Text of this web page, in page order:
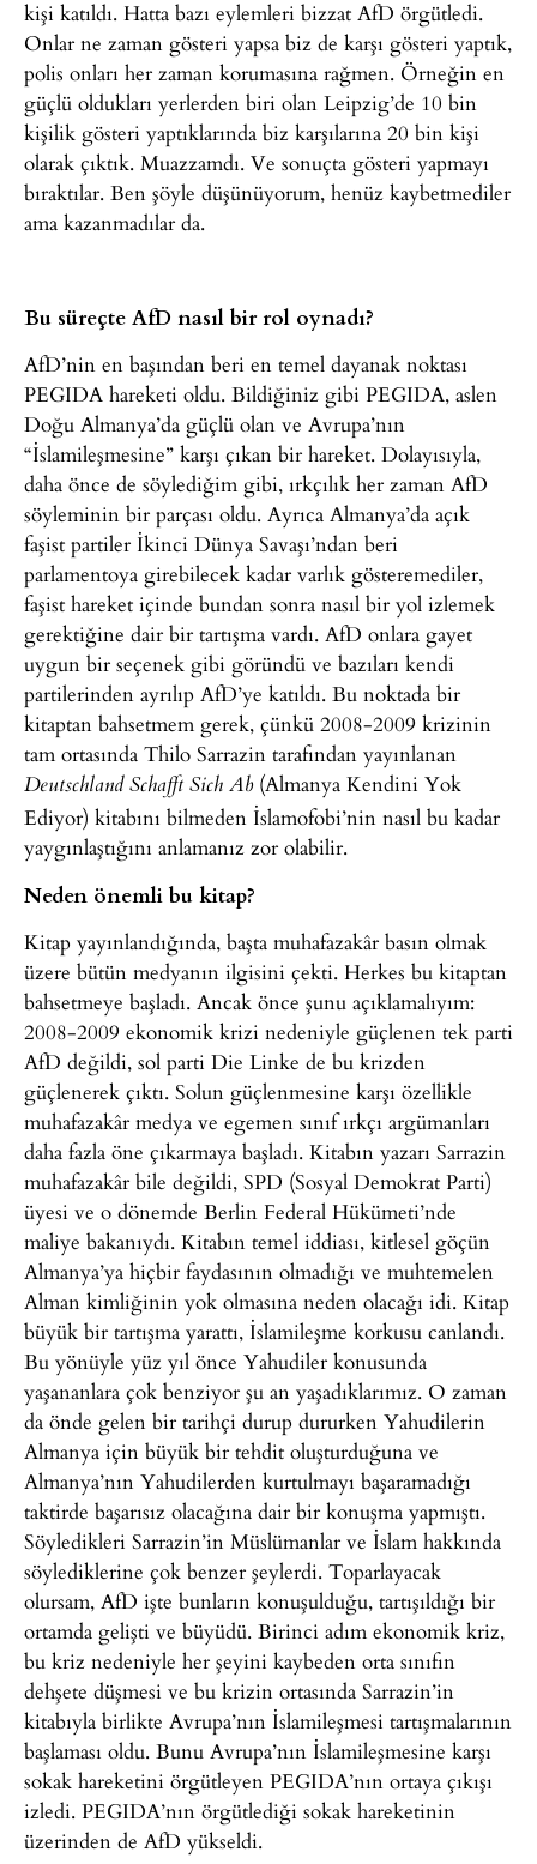
kişi katıldı. Hatta bazı eylemleri bizzat AfD örgütledi.
Onlar ne zaman gösteri yapsa biz de karşı gösteri yaptık,
polis onları her zaman korumasına rağmen. Örneğin en
güçlü oldukları yerlerden biri olan Leipzig’de 10 bin
kişilik gösteri yaptıklarında biz karşılarına 20 bin kişi
olarak çıktık. Muazzamdı. Ve sonuçta gösteri yapmayı
bıraktılar. Ben şöyle düşünüyorum, henüz kaybetmediler
ama kazanmadılar da.
Bu süreçte AfD nasıl bir rol oynadı?
AfD’nin en başından beri en temel dayanak noktası
PEGIDA hareketi oldu. Bildiğiniz gibi PEGIDA, aslen
Doğu Almanya’da güçlü olan ve Avrupa’nın
“İslamileşmesine” karşı çıkan bir hareket. Dolayısıyla,
daha önce de söylediğim gibi, ırkçılık her zaman AfD
söyleminin bir parçası oldu. Ayrıca Almanya’da açık
faşist partiler İkinci Dünya Savaşı’ndan beri
parlamentoya girebilecek kadar varlık gösteremediler,
faşist hareket içinde bundan sonra nasıl bir yol izlemek
gerektiğine dair bir tartışma vardı. AfD onlara gayet
uygun bir seçenek gibi göründü ve bazıları kendi
partilerinden ayrılıp AfD’ye katıldı. Bu noktada bir
kitaptan bahsetmem gerek, çünkü 2008-2009 krizinin
tam ortasında Thilo Sarrazin tarafından yayınlanan
Deutschland Schafft Sich Ab(Almanya Kendini Yok
Ediyor) kitabını bilmeden İslamofobi’nin nasıl bu kadar
yaygınlaştığını anlamanız zor olabilir.
Neden önemli bu kitap?
Kitap yayınlandığında, başta muhafazakâr basın olmak
üzere bütün medyanın ilgisini çekti. Herkes bu kitaptan
bahsetmeye başladı. Ancak önce şunu açıklamalıyım:
2008-2009 ekonomik krizi nedeniyle güçlenen tek parti
AfD değildi, sol parti Die Linke de bu krizden
güçlenerek çıktı. Solun güçlenmesine karşı özellikle
muhafazakâr medya ve egemen sınıf ırkçı argümanları
daha fazla öne çıkarmaya başladı. Kitabın yazarı Sarrazin
muhafazakâr bile değildi, SPD (Sosyal Demokrat Parti)
üyesi ve o dönemde Berlin Federal Hükümeti’nde
maliye bakanıydı. Kitabın temel iddiası, kitlesel göçün
Almanya’ya hiçbir faydasının olmadığı ve muhtemelen
Alman kimliğinin yok olmasına neden olacağı idi. Kitap
büyük bir tartışma yarattı, İslamileşme korkusu canlandı.
Bu yönüyle yüz yıl önce Yahudiler konusunda
yaşananlara çok benziyor şu an yaşadıklarımız. O zaman
da önde gelen bir tarihçi durup dururken Yahudilerin
Almanya için büyük bir tehdit oluşturduğuna ve
Almanya’nın Yahudilerden kurtulmayı başaramadığı
taktirde başarısız olacağına dair bir konuşma yapmıştı.
Söyledikleri Sarrazin’in Müslümanlar ve İslam hakkında
söylediklerine çok benzer şeylerdi. Toparlayacak
olursam, AfD işte bunların konuşulduğu, tartışıldığı bir
ortamda gelişti ve büyüdü. Birinci adım ekonomik kriz,
bu kriz nedeniyle her şeyini kaybeden orta sınıfın
dehşete düşmesi ve bu krizin ortasında Sarrazin’in
kitabıyla birlikte Avrupa’nın İslamileşmesi tartışmalarının
başlaması oldu. Bunu Avrupa’nın İslamileşmesine karşı
sokak hareketini örgütleyen PEGIDA’nın ortaya çıkışı
izledi. PEGIDA’nın örgütlediği sokak hareketinin
üzerinden de AfD yükseldi.